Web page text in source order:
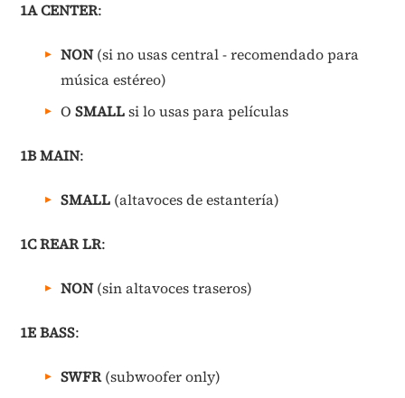
1A CENTER:
NON(si no usas central - recomendado para
música estéreo)
OSMALLsi lo usas para películas
1B MAIN:
SMALL (altavoces de estantería)
1C REAR LR:
NON(sin altavoces traseros)
1E BASS:
SWFR(subwoofer only)